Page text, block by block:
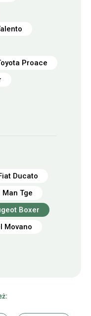
Proace
Ducato
Man Tge
Boxer
Movano